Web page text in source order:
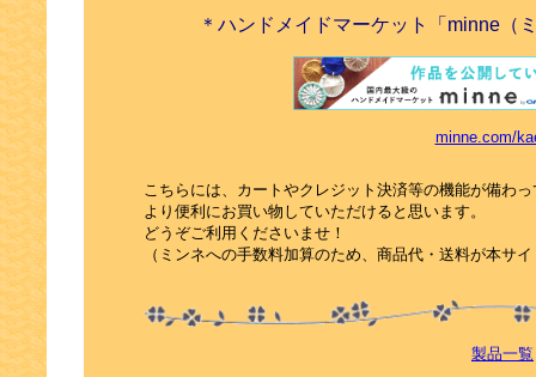
＊ハンドメイドマーケット「minne（
minne.com/
こちらには、カートやクレジット決済等の機能が備わ
より便利にお買い物していただけると思います。
どうぞご利用くださいませ！
（ミンネへの手数料加算のため、商品代・送料が本サ
製品一覧